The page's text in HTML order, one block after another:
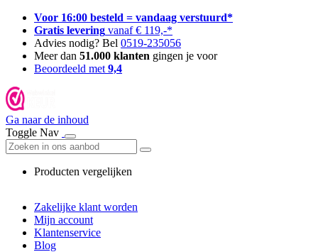
Voor 16:00 besteld = vandaag verstuurd*
Gratis levering vanaf € 119,-*
Advies nodig? Bel 0519-235056
Meer dan 51.000 klanten gingen je voor
Beoordeeld met 9,4
Ga naar de inhoud
Toggle Nav
Producten vergelijken
Zakelijke klant worden
Mijn account
Klantenservice
Blog